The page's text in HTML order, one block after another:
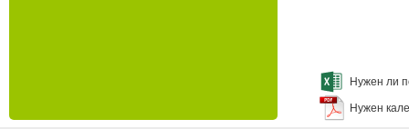
Нужен ли
Нужен